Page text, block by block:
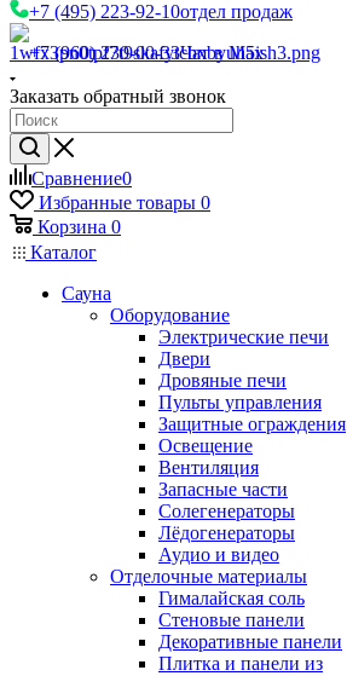
+7 (495) 223-92-10отдел продаж
+7 (960) 230-00-33Чат в Max
Заказать обратный звонок
Сравнение0
Избранные товары 0
Корзина 0
Каталог
Сауна
Оборудование
Электрические печи
Двери
Дровяные печи
Пульты управления
Защитные ограждения
Освещение
Вентиляция
Запасные части
Солегенераторы
Лёдогенераторы
Аудио и видео
Отделочные материалы
Гималайская соль
Стеновые панели
Декоративные панели
Плитка и панели из